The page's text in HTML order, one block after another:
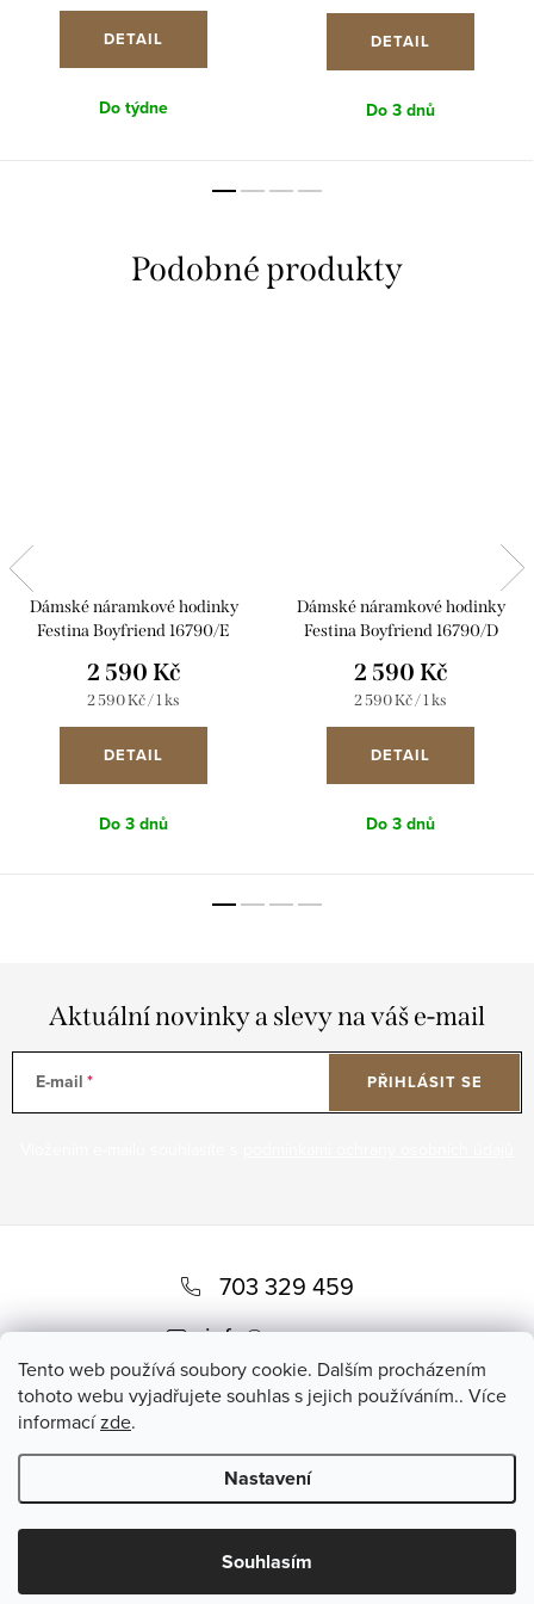
Tento web používá soubory cookie. Dalším procházením
tohoto webu vyjadřujete souhlas s jejich používáním.. Více
informacízde.
Nastavení
Souhlasím
DETAIL
Do týdne
DETAIL
Do 3 dnů
Dámské náramkové hodinky
Festina Boyfriend 16790/E
2 590 Kč
Měrná
2 590 Kč / 1 ks
DETAIL
Do 3 dnů
Dámské náramkové hodinky
Festina Boyfriend 16790/D
2 590 Kč
Měrná
2 590 Kč / 1 ks
DETAIL
Do 3 dnů
Aktuální novinky a slevy na váš e-mail
E-mail PŘIHLÁSIT SE
p
703 329 459
info@romero.cz
Copyright 2026Romero. Všechna práva vyhrazena.